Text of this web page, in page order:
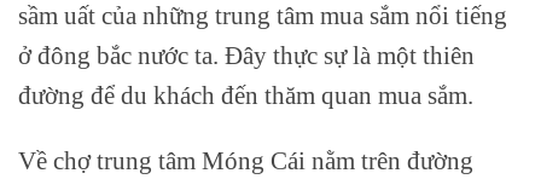
sầm uất của những trung tâm mua sắm nổi tiếng
ở đông bắc nước ta. Đây thực sự là một thiên
đường để du khách đến thăm quan mua sắm.
Về chợ trung tâm Móng Cái nằm trên đường